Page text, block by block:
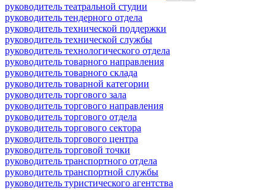
руководитель театральной студии
руководитель тендерного отдела
руководитель технической поддержки
руководитель технической службы
руководитель технологического отдела
руководитель товарного направления
руководитель товарного склада
руководитель товарной категории
руководитель торгового зала
руководитель торгового направления
руководитель торгового отдела
руководитель торгового сектора
руководитель торгового центра
руководитель торговой точки
руководитель транспортного отдела
руководитель транспортной службы
руководитель туристического агентства